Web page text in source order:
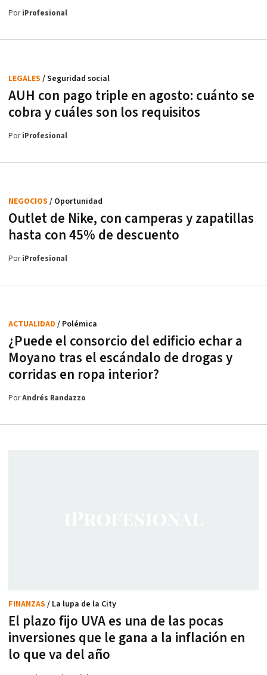
PoriProfesional
AUH con pago triple en agosto: cuánto se
cobra y cuáles son los requisitos
LEGALES / Seguridad social
PoriProfesional
Outlet de Nike, con camperas y zapatillas
hasta con 45% de descuento
NEGOCIOS / Oportunidad
PoriProfesional
¿Puede el consorcio del edificio echar a
Moyano tras el escándalo de drogas y
corridas en ropa interior?
ACTUALIDAD / Polémica
PorAndrés Randazzo
El plazo fijo UVA es una de las pocas
inversiones que le gana a la inflación en
lo que va del año
FINANZAS / La lupa de la City